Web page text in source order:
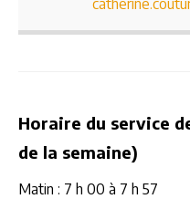
Horaire du service
de la semaine)
Matin : 7 h 00 à 7 h 57